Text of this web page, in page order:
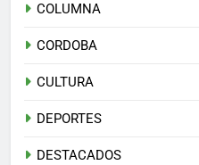
COLUMNA
CORDOBA
CULTURA
DEPORTES
DESTACADOS